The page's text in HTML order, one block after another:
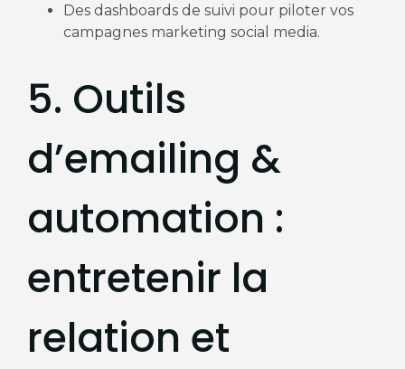
Des dashboards de suivi pour piloter vos
campagnes marketing social media.
5. Outils
d’emailing &
automation :
entretenir la
relation et